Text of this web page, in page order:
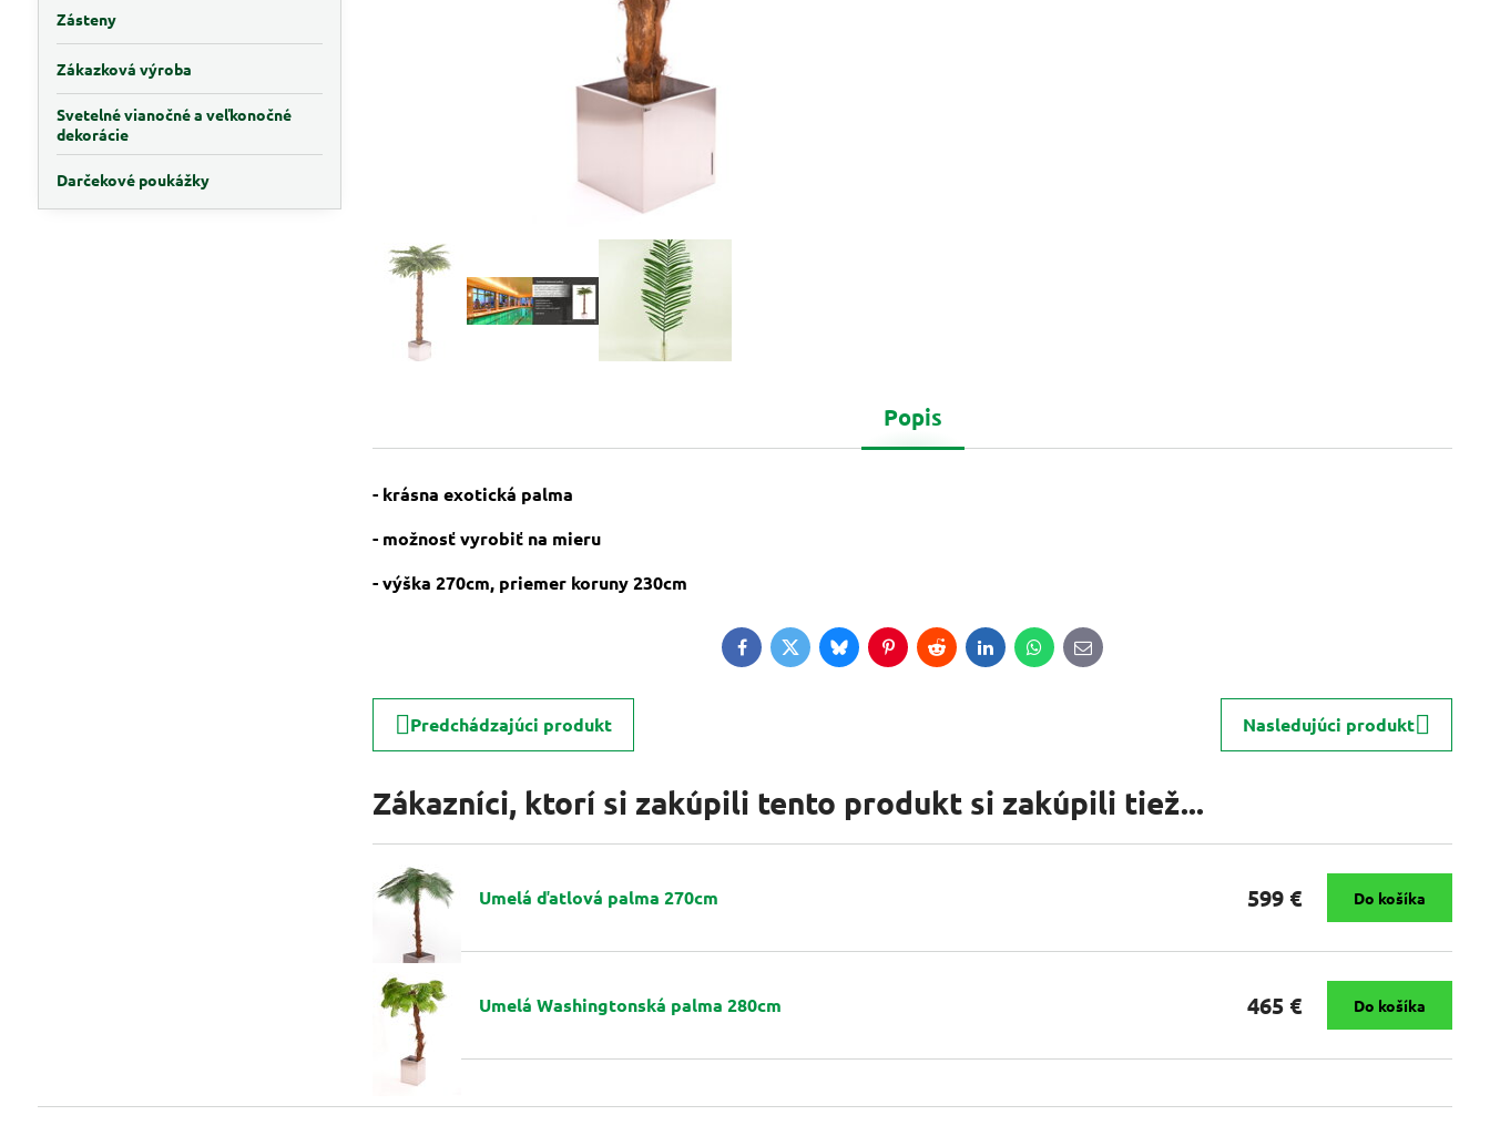
Popis
- krásna exotická palma
- možnosť vyrobiť na mieru
- výška 270cm, priemer koruny 230cm
FacebookTwitterBlueskyPinterestRedditLinkedInWhatsApp
E-
mail
Predchádzajúci produkt Nasledujúci produkt
Zákazníci, ktorí si zakúpili tento produkt si zakúpili tiež...
Umelá ďatlová palma 270cm 599 € Do košíka
Umelá Washingtonská palma 280cm 465 € Do košíka
Zásteny
Zákazková výroba
Svetelné vianočné a veľkonočné
dekorácie
Darčekové poukážky